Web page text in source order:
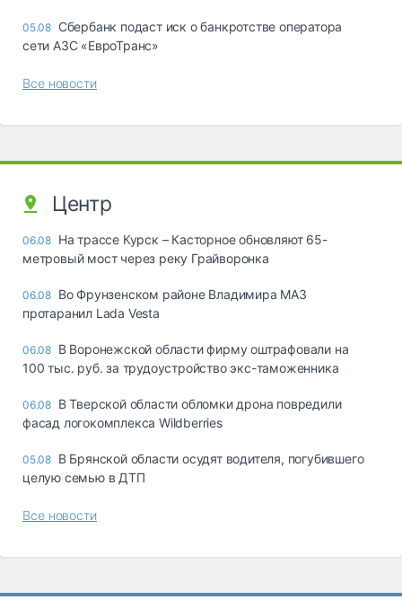
05.08 Сбербанк подаст иск о банкротстве оператора
сети АЗС «ЕвроТранс»
Все новости
Центр
06.08 На трассе Курск – Касторное обновляют 65-
метровый мост через реку Грайворонка
06.08 Во Фрунзенском районе Владимира МАЗ
протаранил Lada Vesta
06.08 В Воронежской области фирму оштрафовали на
100 тыс. руб. за трудоустройство экс-таможенника
06.08 В Тверской области обломки дрона повредили
фасад логокомплекса Wildberries
05.08 В Брянской области осудят водителя, погубившего
целую семью в ДТП
Все новости